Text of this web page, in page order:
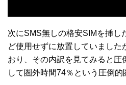
次にSMS無しの格安SIMを挿し
ど使用せずに放置していました
おり、その内訳を見てみると圧
して圏外時間74％という圧倒的